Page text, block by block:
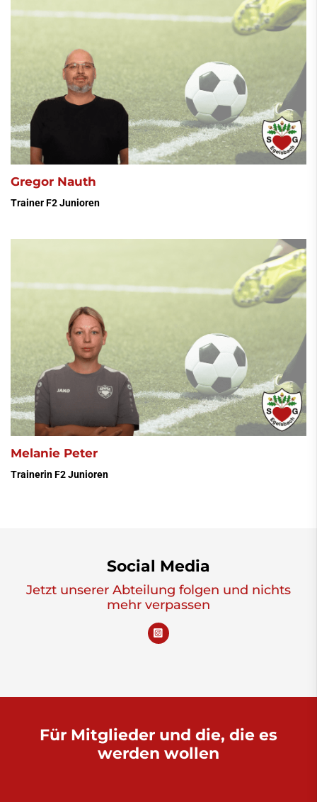
Gregor Nauth
Trainer F2 Junioren
Melanie Peter
Trainerin F2 Junioren
Social Media
Jetzt unserer Abteilung folgen und nichts
mehr verpassen
Für Mitglieder und die, die es
werden wollen